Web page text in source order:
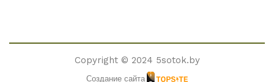
Copyright © 2024 5sotok.by
Создание сайта